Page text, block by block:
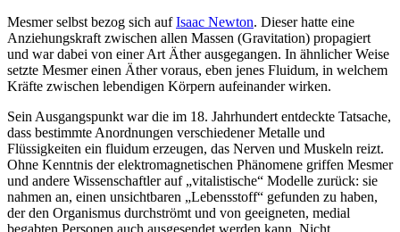
Mesmer selbst bezog sich aufIsaac Newton. Dieser hatte eine
Anziehungskraft zwischen allen Massen (Gravitation) propagiert
und war dabei von einer Art Äther ausgegangen. In ähnlicher Weise
setzte Mesmer einen Äther voraus, eben jenes Fluidum, in welchem
Kräfte zwischen lebendigen Körpern aufeinander wirken.
Sein Ausgangspunkt war die im 18. Jahrhundert entdeckte Tatsache,
dass bestimmte Anordnungen verschiedener Metalle und
Flüssigkeiten ein fluidum erzeugen, das Nerven und Muskeln reizt.
Ohne Kenntnis der elektromagnetischen Phänomene griffen Mesmer
und andere Wissenschaftler auf „vitalistische“ Modelle zurück: sie
nahmen an, einen unsichtbaren „Lebensstoff“ gefunden zu haben,
der den Organismus durchströmt und von geeigneten, medial
begabten Personen auch ausgesendet werden kann. Nicht